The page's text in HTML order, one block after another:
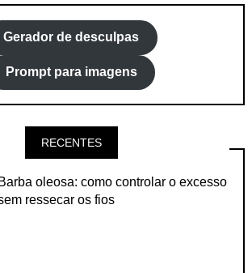
Gerador de desculpas
Prompt para imagens
RECENTES
Barba oleosa: como controlar o excesso
ressecar os fios